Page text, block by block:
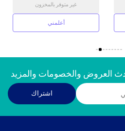
غير متوفر بالمخزون
أعلمني
العروض والخصومات والمزيد
اشتراك